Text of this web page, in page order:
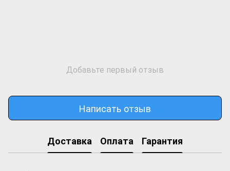
Добавьте первый отзыв
Написать отзыв
Доставка Оплата Гарантия